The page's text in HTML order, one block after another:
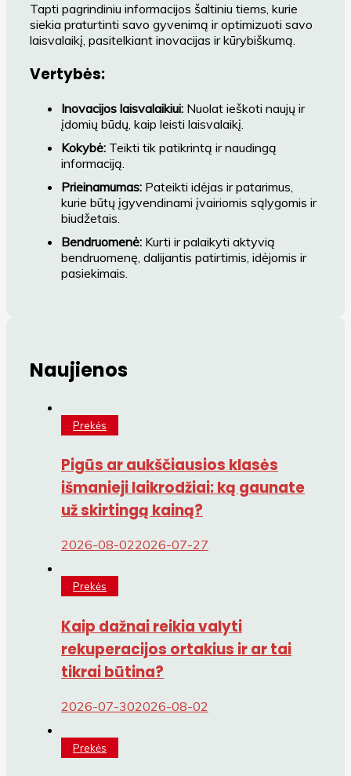
Tapti pagrindiniu informacijos šaltiniu tiems, kurie
siekia praturtinti savo gyvenimą ir optimizuoti savo
laisvalaikį, pasitelkiant inovacijas ir kūrybiškumą.
Vertybės:
Inovacijos laisvalaikiui: Nuolat ieškoti naujų ir
įdomių būdų, kaip leisti laisvalaikį.
Kokybė: Teikti tik patikrintą ir naudingą
informaciją.
Prieinamumas: Pateikti idėjas ir patarimus,
kurie būtų įgyvendinami įvairiomis sąlygomis ir
biudžetais.
Bendruomenė: Kurti ir palaikyti aktyvią
bendruomenę, dalijantis patirtimis, idėjomis ir
pasiekimais.
Naujienos
Prekės
Pigūs ar aukščiausios klasės
išmanieji laikrodžiai: ką gaunate
už skirtingą kainą?
2026-08-022026-07-27
Prekės
Kaip dažnai reikia valyti
rekuperacijos ortakius ir ar tai
tikrai būtina?
2026-07-302026-08-02
Prekės